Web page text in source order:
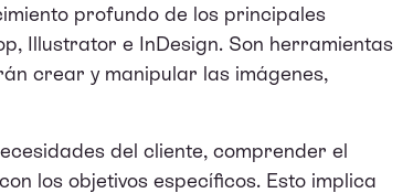
profundo de los principales
Illustrator e InDesign. Son herramientas
crear y manipular las imágenes,
del cliente, comprender el
los objetivos específicos. Esto implica